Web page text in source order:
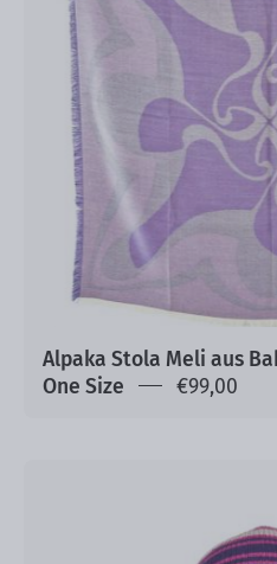
Alpaka Stola Meli aus
One Size
€99,00